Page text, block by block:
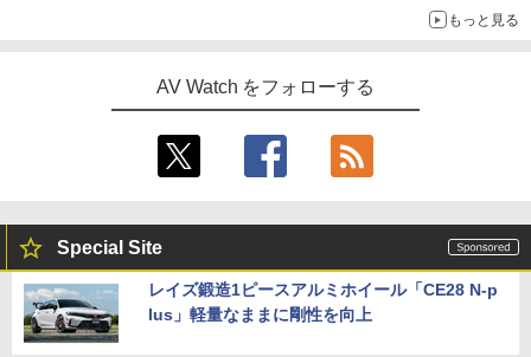
もっと見る
AV Watch をフォローする
Special Site
レイズ鍛造1ピースアルミホイール「CE28 N-p
lus」軽量なままに剛性を向上